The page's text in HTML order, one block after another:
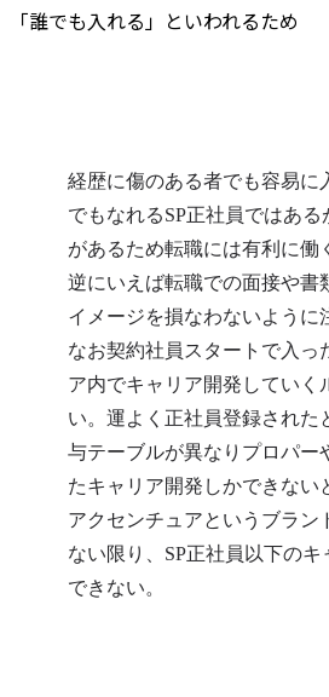
「誰でも入れる」といわれるため
経歴に傷のある者でも容易に
でもなれるSP正社員ではあ
があるため転職には有利に働
逆にいえば転職での面接や書
イメージを損なわないように
なお契約社員スタートで入
ア内でキャリア開発していく
い。運よく正社員登録され
与テーブルが異なりプロパー
たキャリア開発しかできない
アクセンチュアというブラ
ない限り、SP正社員以下の
できない。